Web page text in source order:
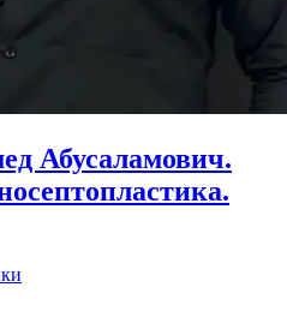
Абусаламович.